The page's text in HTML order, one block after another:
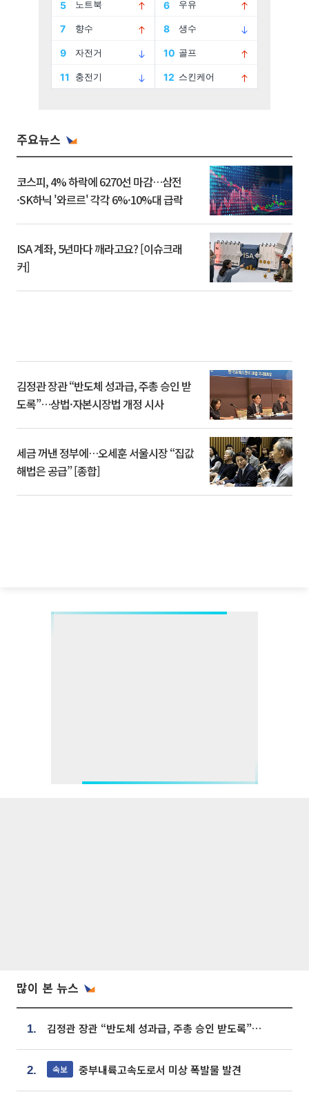
주요뉴스
코스피, 4% 하락에 6270선 마감…삼전
·SK하닉 '와르르' 각각 6%·10%대 급락
ISA 계좌, 5년마다 깨라고요? [이슈크래
커]
김정관 장관 “반도체 성과급, 주총 승인 받
도록”…상법·자본시장법 개정 시사
세금 꺼낸 정부에…오세훈 서울시장 “집값
해법은 공급” [종합]
많이 본 뉴스
1. 김정관 장관 “반도체 성과급, 주총 승인 받도록”…상법·자본시장법 개정 시사
2. 속보 중부내륙고속도로서 미상 폭발물 발견